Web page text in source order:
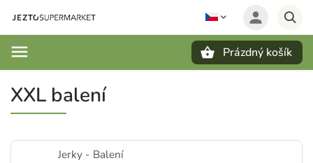
Prázdný košík
XXL balení
Jerky - Balení